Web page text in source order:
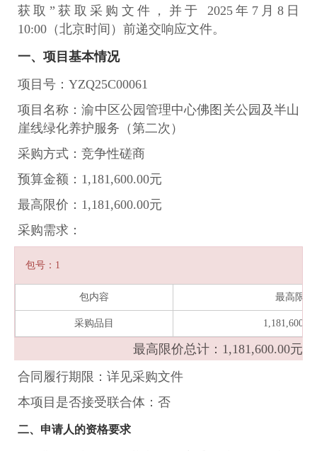
获取”获取采购文件，并于 2025年7月8日
10:00（北京时间）前递交响应文件。
一、项目基本情况
项目号：YZQ25C00061
项目名称：渝中区公园管理中心佛图关公园及半山
崖线绿化养护服务（第二次）
采购方式：竞争性磋商
预算金额：1,181,600.00元
最高限价：1,181,600.00元
采购需求：
包号：1
包内容 最高限价
采购品目
最高限价总计：1,181,600.00元
合同履行期限：详见采购文件
本项目是否接受联合体：否
二、申请人的资格要求